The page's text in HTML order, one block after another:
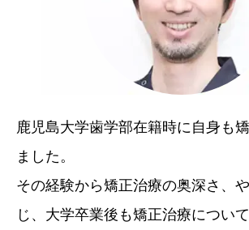
鹿児島大学歯学部在籍時に自身も
ました。
その経験から矯正治療の奥深さ、
じ、大学卒業後も矯正治療につい